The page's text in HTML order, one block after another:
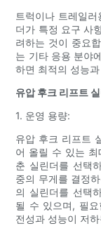
트럭이나 트레일
더가 특정 요구 사
려하는 것이 중요
는 기타 응용 분야
하면 최적의 성능
유압 후크 리프트
1. 운영 용량:
유압 후크 리프트
어 올릴 수 있는
춘 실린더를 선택
중의 무게를 결정
의 실린더를 선택
될 수 있으며, 필
전성과 성능이 저